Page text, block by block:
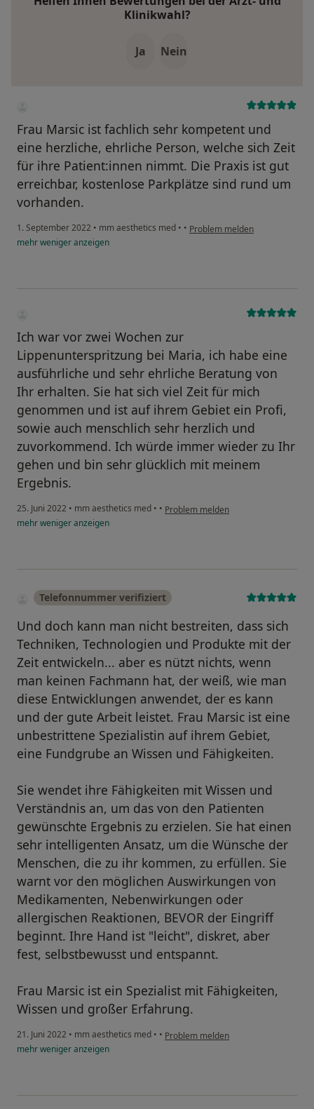
Klinikwahl?
Ja Nein
Frau Marsic ist fachlich sehr kompetent und
eine herzliche, ehrliche Person, welche sich Zeit
für ihre Patient:innen nimmt. Die Praxis ist gut
erreichbar, kostenlose Parkplätze sind rund um
vorhanden.
1. September 2022 • mm aesthetics med • • Problem melden
mehrwenigeranzeigen
Ich war vor zwei Wochen zur
Lippenunterspritzung bei Maria, ich habe eine
ausführliche und sehr ehrliche Beratung von
Ihr erhalten. Sie hat sich viel Zeit für mich
genommen und ist auf ihrem Gebiet ein Profi,
sowie auch menschlich sehr herzlich und
zuvorkommend. Ich würde immer wieder zu Ihr
gehen und bin sehr glücklich mit meinem
Ergebnis.
25. Juni 2022 • mm aesthetics med • • Problem melden
mehrwenigeranzeigen
Telefonnummer verifiziert
Und doch kann man nicht bestreiten, dass sich
Techniken, Technologien und Produkte mit der
Zeit entwickeln... aber es nützt nichts, wenn
man keinen Fachmann hat, der weiß, wie man
diese Entwicklungen anwendet, der es kann
und der gute Arbeit leistet. Frau Marsic ist eine
unbestrittene Spezialistin auf ihrem Gebiet,
eine Fundgrube an Wissen und Fähigkeiten.
Sie wendet ihre Fähigkeiten mit Wissen und
Verständnis an, um das von den Patienten
gewünschte Ergebnis zu erzielen. Sie hat einen
sehr intelligenten Ansatz, um die Wünsche der
Menschen, die zu ihr kommen, zu erfüllen. Sie
warnt vor den möglichen Auswirkungen von
Medikamenten, Nebenwirkungen oder
allergischen Reaktionen, BEVOR der Eingriff
beginnt. Ihre Hand ist "leicht", diskret, aber
fest, selbstbewusst und entspannt.
Frau Marsic ist ein Spezialist mit Fähigkeiten,
Wissen und großer Erfahrung.
21. Juni 2022 • mm aesthetics med • • Problem melden
mehrwenigeranzeigen